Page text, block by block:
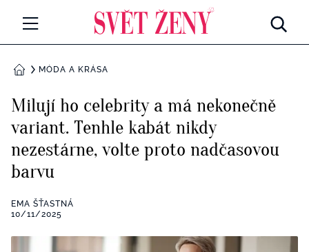
Všechny kategorie
Rozhovory
RETROHUBKY
Seberozvoj
ZDRAVÍ
ZÁBAVA
DOMŮMÓDA A KRÁSA
Milují ho celebrity a má nekonečně
variant. Tenhle kabát nikdy
nezestárne, volte proto nadčasovou
barvu
EMA ŠŤASTNÁ
10/11/2025